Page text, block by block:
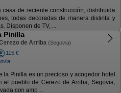
casa de reciente construcción, distribuida
todas decoradas de manera distinta y
Disponen de TV, ...
Pinilla
de Arriba (Segovia)
115 €
la Pinilla es un precioso y acogedor hotel
el pueblo de Cerezo de Arriba, Segovia,
con amp ...